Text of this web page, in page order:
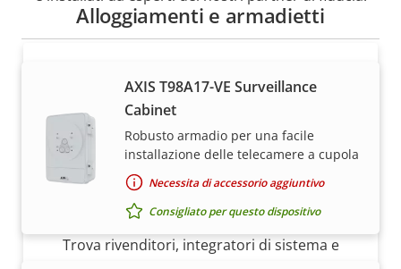
Alloggiamenti e armadietti
AXIS T98A17-VE Surveillance
Cabinet
Robusto armadio per una facile
installazione delle telecamere a cupola
Necessita di accessorio aggiuntivo
Consigliato per questo dispositivo
Desideri acquistare i dispositivi Axis?
Trova rivenditori, integratori di sistema e